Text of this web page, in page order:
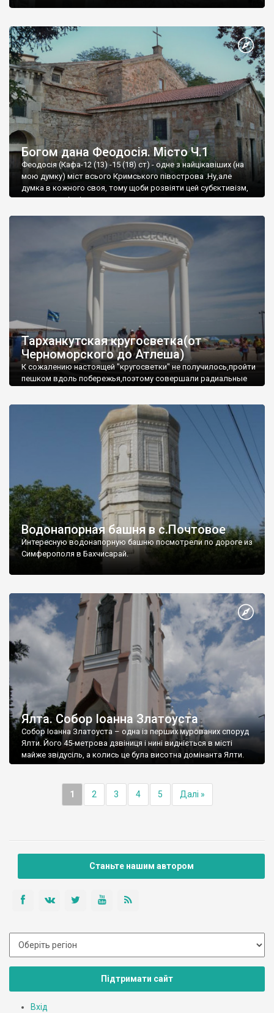
Богом дана Феодосія. Місто Ч.1
Феодосія (Кафа-12 (13) -15 (18) ст) - одне з найцікавіших (на
мою думку) міст всього Кримського півострова .Ну,але
думка в кожного своя, тому щоби розвіяти цей субєктивізм,
запрошую відвідати це
Тарханкутская кругосветка(от
Черноморского до Атлеша)
К сожалению настоящей "кругосветки" не получилось,пройти
пешком вдоль побережья,поэтому совершали радиальные
Водонапорная башня в с.Почтовое
Интересную водонапорную башню посмотрели по дороге из
Симферополя в Бахчисарай.
Ялта. Собор Іоанна Златоуста
Собор Іоанна Златоуста – одна із перших мурованих споруд
Ялти. Його 45-метрова дзвіниця і нині видніється в місті
майже звідусіль, а колись це була висотна домінанта Ялти.
1 2 3 4 5 Далі »
Станьте нашим автором
Підтримати сайт
Вхід